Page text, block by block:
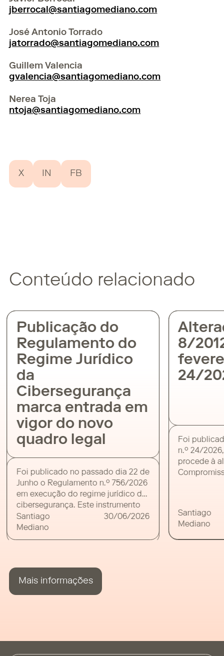
jberrocal@santiagomediano.com
José Antonio Torrado
jatorrado@santiagomediano.com
Guillem Valencia
gvalencia@santiagomediano.com
Nerea Toja
ntoja@santiagomediano.com
X IN FB
Conteúdo relacionado
Publicação do
Regulamento do
Regime Jurídico
da
Cibersegurança
marca entrada em
vigor do novo
quadro legal
Foi publicado no passado dia 22 de
Junho o Regulamento n.º 756/2026
em execução do regime jurídico da
cibersegurança. Este instrumento
juntamente com a activação do
portal de cibersegurança CNCS –
MyCiber iniciou a contagem de
cumpram com as suas obrigações
legais. O regime jurídico da
cibersegurança […]
Santiago
Mediano
30/06/2026
8/
24/
Foi
n.º 24/
procede à
ou 60 dias
Santiago
Mediano
Mais informações